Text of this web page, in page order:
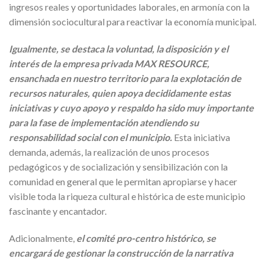
ingresos reales y oportunidades laborales, en armonía con la
dimensión sociocultural para reactivar la economía municipal.
Igualmente, se destaca la voluntad, la disposición y el
interés de la empresa privada MAX RESOURCE,
ensanchada en nuestro territorio para la explotación de
recursos naturales, quien apoya decididamente estas
iniciativas y cuyo apoyo y respaldo ha sido muy importante
para la fase de implementación atendiendo su
responsabilidad social con el municipio. Esta iniciativa
demanda, además, la realización de unos procesos
pedagógicos y de socialización y sensibilización con la
comunidad en general que le permitan apropiarse y hacer
visible toda la riqueza cultural e histórica de este municipio
fascinante y encantador.
Adicionalmente, el comité pro-centro histórico, se
encargará de gestionar la construcción de la narrativa